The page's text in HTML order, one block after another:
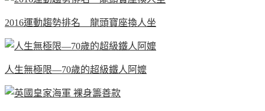
2016運動趨勢排名 龍頭寶座換人坐
人生無極限—70歲的超級鐵人阿嬤